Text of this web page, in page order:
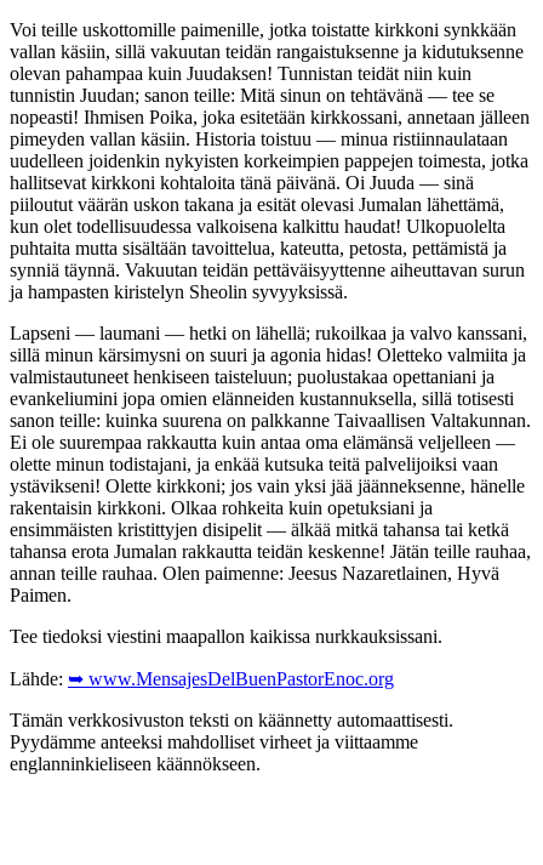
Voi teille uskottomille paimenille, jotka toistatte kirkkoni synkkään
vallan käsiin, sillä vakuutan teidän rangaistuksenne ja kidutuksenne
olevan pahampaa kuin Juudaksen! Tunnistan teidät niin kuin
tunnistin Juudan; sanon teille: Mitä sinun on tehtävänä — tee se
nopeasti! Ihmisen Poika, joka esitetään kirkkossani, annetaan jälleen
pimeyden vallan käsiin. Historia toistuu — minua ristiinnaulataan
uudelleen joidenkin nykyisten korkeimpien pappejen toimesta, jotka
hallitsevat kirkkoni kohtaloita tänä päivänä. Oi Juuda — sinä
piiloutut väärän uskon takana ja esität olevasi Jumalan lähettämä,
kun olet todellisuudessa valkoisena kalkittu haudat! Ulkopuolelta
puhtaita mutta sisältään tavoittelua, kateutta, petosta, pettämistä ja
synniä täynnä. Vakuutan teidän pettäväisyyttenne aiheuttavan surun
ja hampasten kiristelyn Sheolin syvyyksissä.
Lapseni — laumani — hetki on lähellä; rukoilkaa ja valvo kanssani,
sillä minun kärsimysni on suuri ja agonia hidas! Oletteko valmiita ja
valmistautuneet henkiseen taisteluun; puolustakaa opettaniani ja
evankeliumini jopa omien elänneiden kustannuksella, sillä totisesti
sanon teille: kuinka suurena on palkkanne Taivaallisen Valtakunnan.
Ei ole suurempaa rakkautta kuin antaa oma elämänsä veljelleen —
olette minun todistajani, ja enkää kutsuka teitä palvelijoiksi vaan
ystävikseni! Olette kirkkoni; jos vain yksi jää jäänneksenne, hänelle
rakentaisin kirkkoni. Olkaa rohkeita kuin opetuksiani ja
ensimmäisten kristittyjen disipelit — älkää mitkä tahansa tai ketkä
tahansa erota Jumalan rakkautta teidän keskenne! Jätän teille rauhaa,
annan teille rauhaa. Olen paimenne: Jeesus Nazaretlainen, Hyvä
Paimen.
Tee tiedoksi viestini maapallon kaikissa nurkkauksissani.
Lähde: ➥ www.MensajesDelBuenPastorEnoc.org
Tämän verkkosivuston teksti on käännetty automaattisesti.
Pyydämme anteeksi mahdolliset virheet ja viittaamme
englanninkieliseen käännökseen.